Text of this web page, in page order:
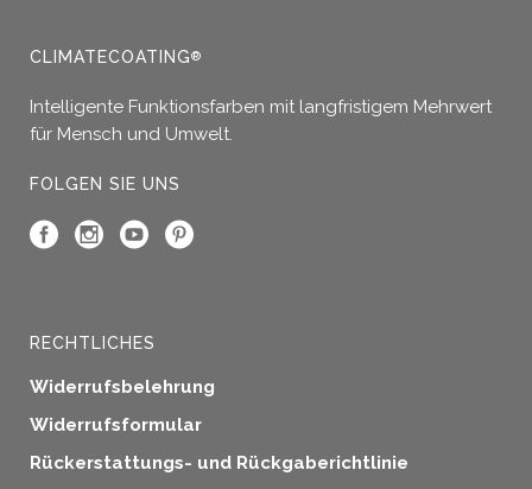
CLIMATECOATING®
Intelligente Funktionsfarben mit langfristigem Mehrwert
für Mensch und Umwelt.
FOLGEN SIE UNS
RECHTLICHES
Widerrufsbelehrung
Widerrufsformular
Rückerstattungs- und Rückgaberichtlinie